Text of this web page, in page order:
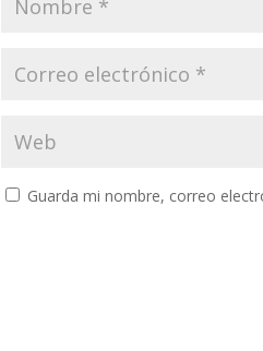
Guarda mi nombre, correo